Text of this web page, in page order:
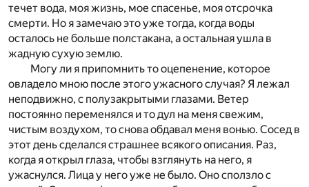
течет вода, моя жизнь, мое спасенье, моя отсрочка
смерти. Но я замечаю это уже тогда, когда воды
осталось не больше полстакана, а остальная ушла в
жадную сухую землю.
Могу ли я припомнить то оцепенение, которое
овладело мною после этого ужасного случая? Я лежал
неподвижно, с полузакрытыми глазами. Ветер
постоянно переменялся и то дул на меня свежим,
чистым воздухом, то снова обдавал меня вонью. Сосед в
этот день сделался страшнее всякого описания. Раз,
когда я открыл глаза, чтобы взглянуть на него, я
ужаснулся. Лица у него уже не было. Оно сползло с